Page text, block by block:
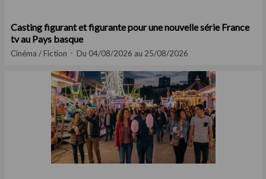
Casting figurant et figurante pour une nouvelle série France
tv au Pays basque
Cinéma / Fiction Du 04/08/2026 au 25/08/2026